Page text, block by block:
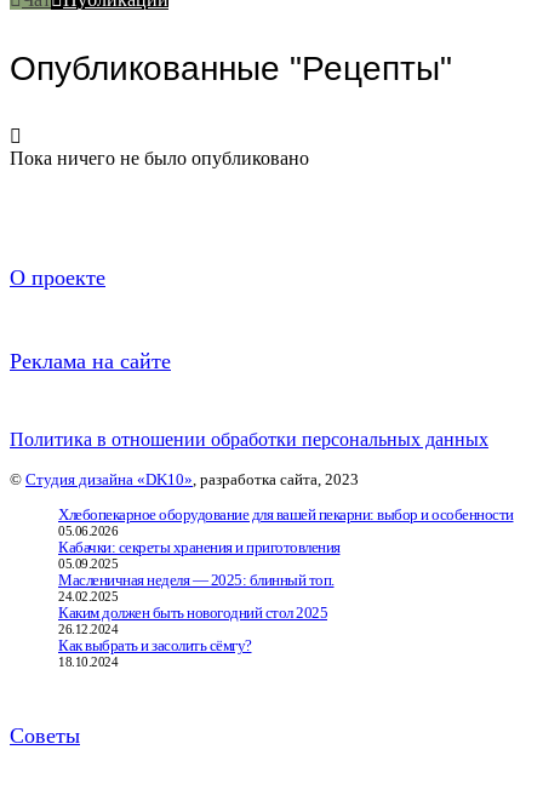
Опубликованные "Рецепты"
Пока ничего не было опубликовано
О проекте
Реклама на сайте
Политика в отношении обработки персональных данных
© Студия дизайна «DK10», разработка сайта, 2023
Хлебопекарное оборудование для вашей пекарни: выбор и особенности
05.06.2026
Кабачки: секреты хранения и приготовления
05.09.2025
Масленичная неделя — 2025: блинный топ.
24.02.2025
Каким должен быть новогодний стол 2025
26.12.2024
Как выбрать и засолить сёмгу?
18.10.2024
Советы